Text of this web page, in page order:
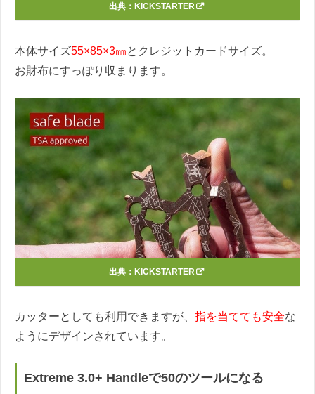
出典： KICKSTARTER
本体サイズ55×85×3㎜とクレジットカードサイズ。
お財布にすっぽり収まります。
出典： KICKSTARTER
カッターとしても利用できますが、 指を当てても安全な
ようにデザインされています。
Extreme 3.0+ Handleで50のツールになる